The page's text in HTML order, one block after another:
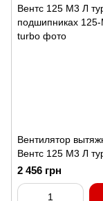
Вентилятор
Вентс 125 М3 Л
подшипниках
2 456 грн